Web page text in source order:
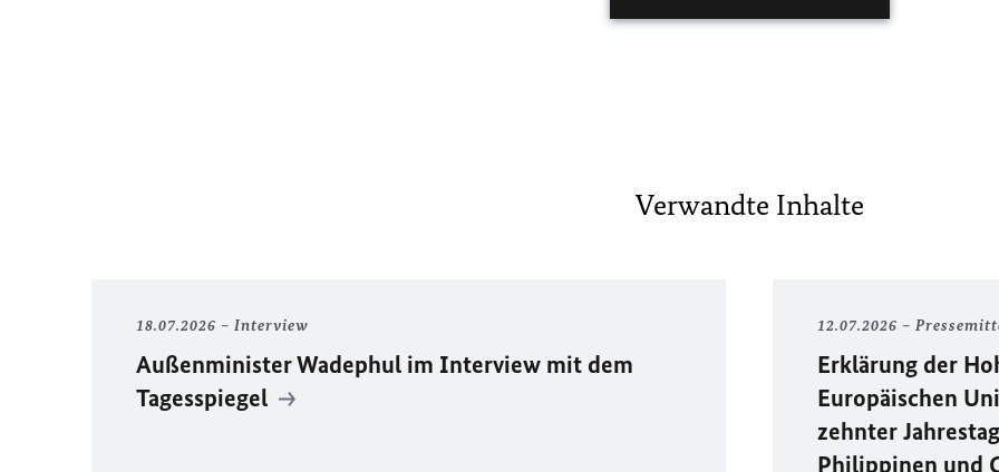
Verwandte Inhalte
18.07.2026 Interview
Außenminister Wadephul im Interview mit dem
Tagesspiegel
12.07.2026
Erklärung der
Europäischen
zehnter
Philippinen und